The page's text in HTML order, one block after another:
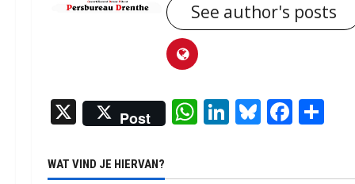
See author's posts
X Post WhatsApp
LinkedIn
Bluesky
WAT VIND JE HIERVAN?